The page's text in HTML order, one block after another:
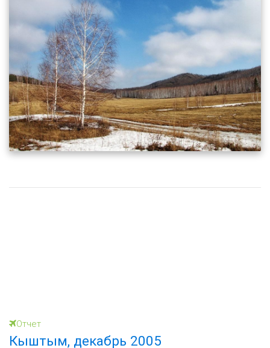
Отчет
Кыштым, декабрь 2005